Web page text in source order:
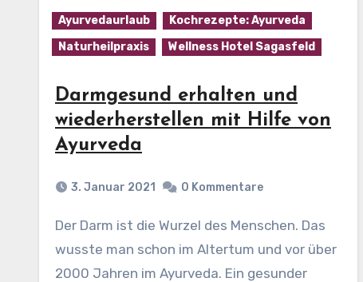
Ayurvedaurlaub
Kochrezepte: Ayurveda
Naturheilpraxis
Wellness Hotel Sagasfeld
Darmgesund erhalten und
wiederherstellen mit Hilfe von
Ayurveda
3. Januar 2021 0 Kommentare
Der Darm ist die Wurzel des Menschen. Das
wusste man schon im Altertum und vor über
2000 Jahren im Ayurveda. Ein gesunder